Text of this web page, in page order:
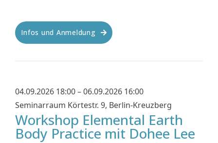
Infos und Anmeldung
04.09.2026 18:00 – 06.09.2026 16:00
Seminarraum Körtestr. 9, Berlin-Kreuzberg
Workshop Elemental Earth
Body Practice mit Dohee Lee